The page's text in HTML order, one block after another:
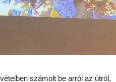
számolt be arról az útról,